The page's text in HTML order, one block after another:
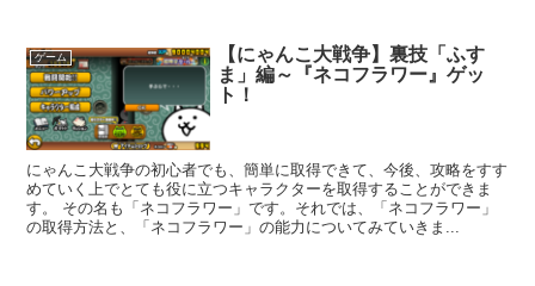
ゲーム
【にゃんこ大戦争】裏技「ふす
ま」編～『ネコフラワー』ゲッ
ト！
にゃんこ大戦争の初心者でも、簡単に取得できて、今後、攻略をすす
めていく上でとても役に立つキャラクターを取得することができま
す。 その名も「ネコフラワー」です。それでは、「ネコフラワー」
の取得方法と、「ネコフラワー」の能力についてみていきま...